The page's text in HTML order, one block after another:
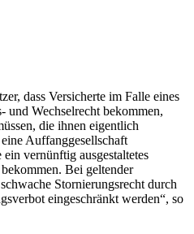
dass Versicherte im Falle eines
Wechselrecht bekommen,
die ihnen eigentlich
Auffanggesellschaft
vernünftig ausgestaltetes
Bei geltender
Stornierungsrecht durch
eingeschränkt werden“, so